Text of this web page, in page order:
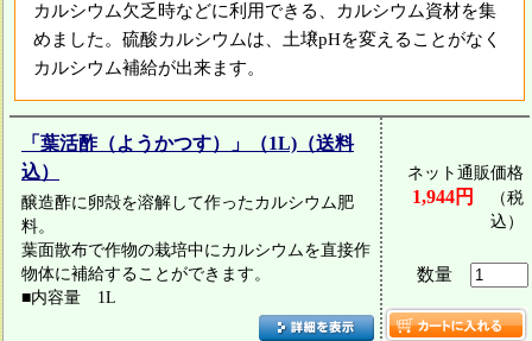
カルシウム欠乏時などに利用できる、カルシウム資材を集
めました。硫酸カルシウムは、土壌pHを変えることがなく
カルシウム補給が出来ます。
「葉活酢（ようかつす）」（1L)（送料
込）
醸造酢に卵殻を溶解して作ったカルシウム肥
料。
葉面散布で作物の栽培中にカルシウムを直接作
物体に補給することができます。
■内容量 1L
ネット通販価格
1,944円
（税
込）
数量